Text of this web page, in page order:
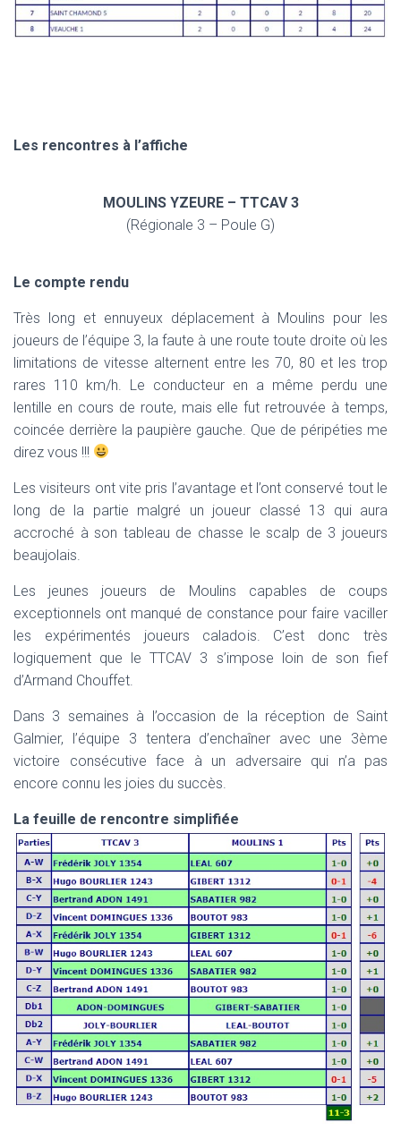
Les rencontres à l’affiche
MOULINS YZEURE – TTCAV 3
(Régionale 3 – Poule G)
Le compte rendu
Très long et ennuyeux déplacement à Moulins pour les
joueurs de l’équipe 3, la faute à une route toute droite où les
limitations de vitesse alternent entre les 70, 80 et les trop
rares 110 km/h. Le conducteur en a même perdu une
lentille en cours de route, mais elle fut retrouvée à temps,
coincée derrière la paupière gauche. Que de péripéties me
direz vous !!!
Les visiteurs ont vite pris l’avantage et l’ont conservé tout le
long de la partie malgré un joueur classé 13 qui aura
accroché à son tableau de chasse le scalp de 3 joueurs
beaujolais.
Les jeunes joueurs de Moulins capables de coups
exceptionnels ont manqué de constance pour faire vaciller
les expérimentés joueurs caladois. C’est donc très
logiquement que le TTCAV 3 s’impose loin de son fief
d’Armand Chouffet.
Dans 3 semaines à l’occasion de la réception de Saint
Galmier, l’équipe 3 tentera d’enchaîner avec une 3ème
victoire consécutive face à un adversaire qui n’a pas
encore connu les joies du succès.
La feuille de rencontre simplifiée